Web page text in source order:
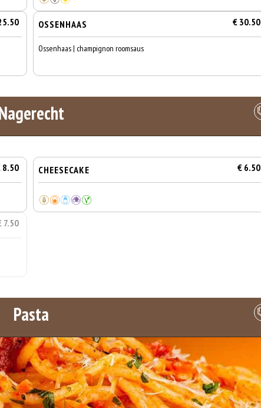
OSSENHAAS € 30.50
Ossenhaas | champignon roomsaus
8.50 CHEESECAKE € 6.50
7.50
Pasta